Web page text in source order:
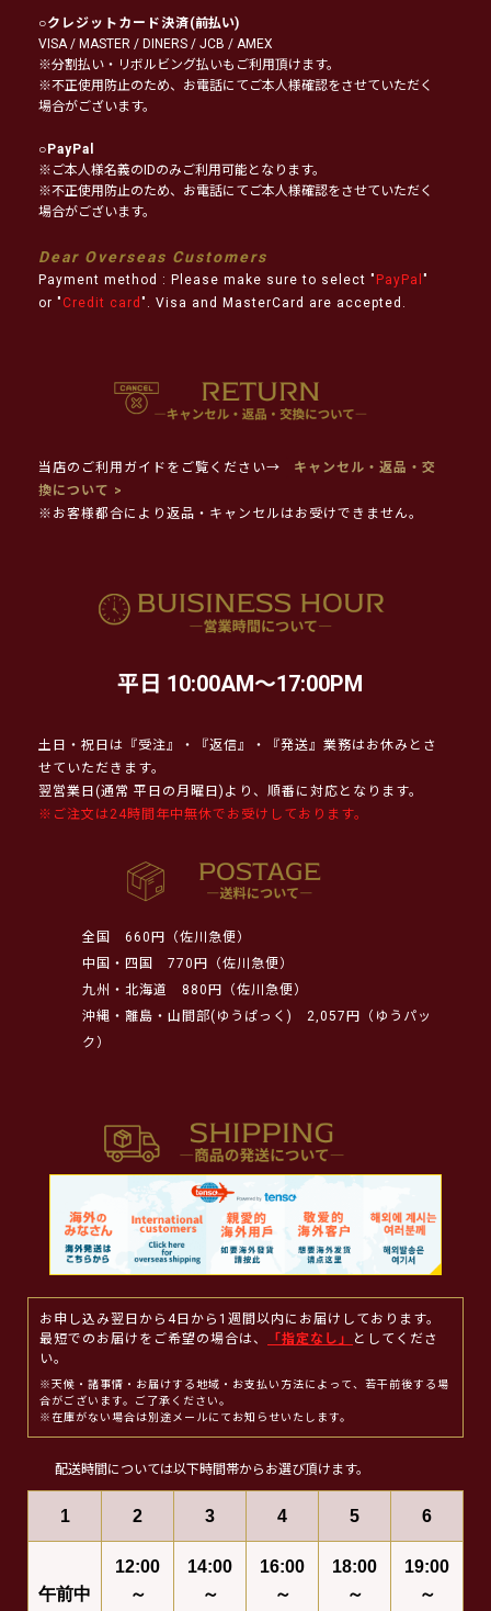
○クレジットカード決済(前払い)
VISA / MASTER / DINERS / JCB / AMEX
※分割払い・リボルビング払いもご利用頂けます。
※不正使用防止のため、お電話にてご本人様確認をさせていただく
場合がございます。
○PayPal
※ご本人様名義のIDのみご利用可能となります。
※不正使用防止のため、お電話にてご本人様確認をさせていただく
場合がございます。
Dear Overseas Customers
Payment method : Please make sure to select " PayPal "
or " Credit card ". Visa and MasterCard are accepted.
当店のご利用ガイドをご覧ください→
キャンセル・返品・交
換について >
※お客様都合により返品・キャンセルはお受けできません。
平日 10:00AM～17:00PM
土日・祝日は『受注』・『返信』・『発送』業務はお休みとさ
せていただきます。
翌営業日(通常 平日の月曜日)より、順番に対応となります。
※ご注文は24時間年中無休でお受けしております。
全国
660円（佐川急便）
中国・四国
770円（佐川急便）
九州・北海道
880円（佐川急便）
沖縄・離島・山間部(ゆうぱっく)
2,057円（ゆうパッ
ク）
お申し込み翌日から4日から1週間以内にお届けしております。
最短でのお届けをご希望の場合は、
「指定なし」
としてくださ
い。
※天候・諸事情・お届けする地域・お支払い方法によって、若干前後する場
合がございます。ご了承ください。
※在庫がない場合は別途メールにてお知らせいたします。
配送時間については以下時間帯からお選び頂けます。
1 2 3 4 5 6
午前中
12:00
～
14:00
～
16:00
～
18:00
～
19:00
～